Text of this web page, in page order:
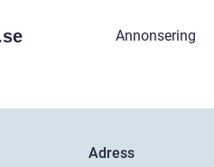
se Annonsering
Adress